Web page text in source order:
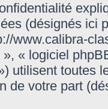
(désignés ici
www.calibra-
« logiciel
utilisent toutes
de votre part